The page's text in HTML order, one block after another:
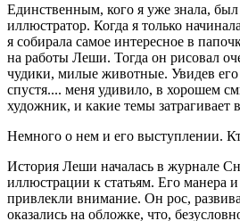
Единственным, кого я уже знала, был
иллюстратор. Когда я только
я собирала самое интересное в
на работы Леши. Тогда он рисовал
чудики, милые животные. Увидев его
спустя.... меня удивило, в хорошем
художник, и какие темы затрагивает
Немного о нем и его выступлении.
История Леши началась в журнале
иллюстрации к статьям. Его манера и
привлекли внимание. Он рос,
оказались на обложке, что,